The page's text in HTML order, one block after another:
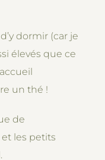
dormir (car je
élevés que ce
un thé !
de
les petits